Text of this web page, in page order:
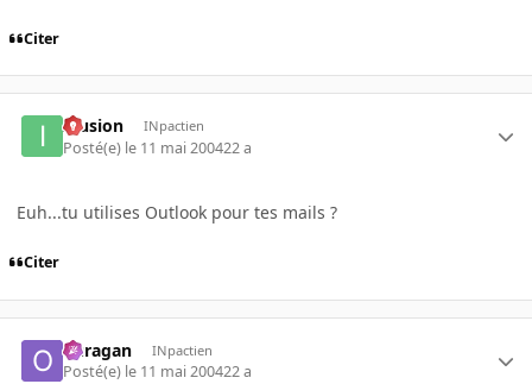
Citer
Illusion INpactien
Posté(e) le 11 mai 200422 a
Euh...tu utilises Outlook pour tes mails ?
Citer
ouragan INpactien
Posté(e) le 11 mai 200422 a